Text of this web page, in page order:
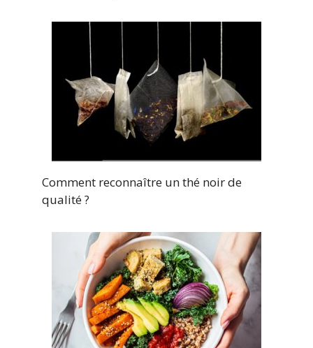
Comment reconnaître un thé noir de
qualité ?